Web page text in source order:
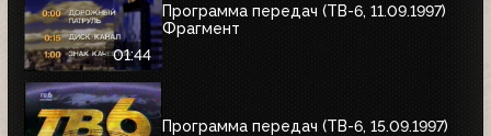
01:44
Программа передач (ТВ-6, 11.09.1997)
Фрагмент
Программа передач (ТВ-6, 15.09.1997)